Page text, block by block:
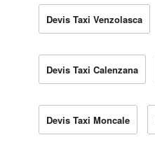
Devis Taxi Venzolasca
Devis Taxi Calenzana
Devis Taxi Moncale